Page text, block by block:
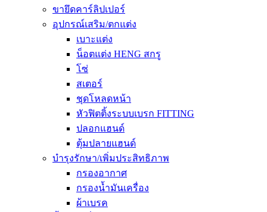
ขายึดคาร์ลิปเปอร์
อุปกรณ์เสริม/ตกแต่ง
เบาะแต่ง
น็อตแต่ง HENG สกรู
โซ่
สเตอร์
ชุดโหลดหน้า
หัวฟิตติ้งระบบเบรก FITTING
ปลอกแฮนด์
ตุ้มปลายแฮนด์
บำรุงรักษา/เพิ่มประสิทธิภาพ
กรองอากาศ
กรองน้ำมันเครื่อง
ผ้าเบรค